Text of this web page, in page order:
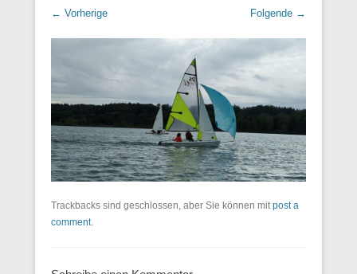
← Vorherige Folgende →
Trackbacks sind geschlossen, aber Sie können mitpost a
comment.